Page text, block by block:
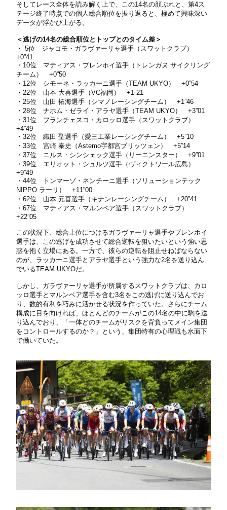
そしてレース全体を読み解く上で、この14名の顔ぶれと、第4ス
テージ終了時点での個人総合順位を振り返ると、極めて興味深い
データが浮かび上がる。
＜逃げの14名の総合順位とトップとのタイム差＞
・ 5位 ジャコモ・ガラヴァーリャ選手（スワットクラブ）
+0”41
・10位 マティアス・ブレンホイ選手（トレンガヌ サイクリング
チーム） +0”50
・12位 シモーネ・ラッカーニ選手（TEAM UKYO） +0”54
・22位 山本 大喜選手（VC福岡） +1”21
・25位 山田 拓海選手（シマノレーシングチーム） +1”46
・28位 ナホム・ゼライ・アラヤ選手（TEAM UKYO） +3”01
・31位 フランチェスコ・カロッロ選手（スワットクラブ）
+4”49
・32位 織田 聖選手（愛三工業レーシングチーム） +5”10
・33位 宮崎 泰史（Astemo宇都宮ブリッツェン） +5”14
・37位 ニルス・シンシェック選手（リーニンスター） +9”01
・39位 エリオット・シュルツ選手（ヴィクトワール広島）
+9”49
・44位 トンマーゾ・ネンチーニ選手（ソリューションテック
NIPPO ラーリ） +11”00
・62位 山本 元喜選手（キナンレーシングチーム） +20”41
・67位 マティアス・マルンベア選手（スワットクラブ）
+22”05
この状況下、総合上位につけるガラヴァーリャ選手やブレンホイ
選手は、この逃げを成功させて総合逆転を狙いたいという強い思
惑を抱く立場にある。一方で、彼らの逆転を阻止せねばならない
のが、ラッカーニ選手とアラヤ選手という強力な2名を送り込ん
でいるTEAM UKYOだ。
しかし、ガラヴァーリャ選手が所属するスワットクラブは、カロ
ッロ選手とマルンベア選手を含む3名をこの逃げに送り込んでお
り、数的有利を巧みに活かせる状況を作っていた。さらにチーム
構成に目を向ければ、ほとんどのチームがこの14名の中に駒を送
り込んでおり、「一体どのチームがリスクを背負ってメイン集団
をコントロールするのか？」という、集団特有の心理戦も水面下
で働いていた。